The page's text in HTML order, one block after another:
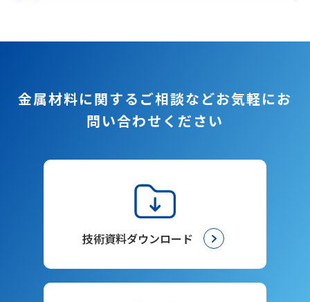
金属材料に関するご相談などお気軽にお
問い合わせください
技術資料ダウンロード